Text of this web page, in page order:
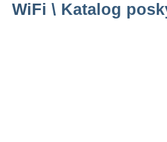
WiFi \ Katalog